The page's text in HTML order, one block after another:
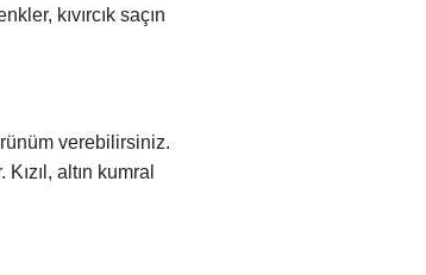
kıvırcık saçın
verebilirsiniz.
altın kumral